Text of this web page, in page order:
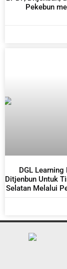
Pekebun
DGL
Ditjenbun Untuk
Selatan Melalui